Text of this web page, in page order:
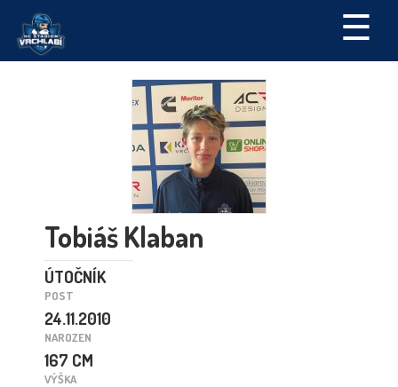
☰
Tobiáš Klaban
ÚTOČNÍK
POST
24.11.2010
NAROZEN
167 CM
VÝŠKA